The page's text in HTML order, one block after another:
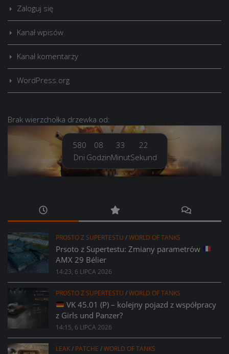
Zaloguj się
Kanał wpisów
Kanał komentarzy
WordPress.org
Brak wierzchołka drzewka od:
580
Dni
08
Godzin
33
Minut
22
Sekund
PROSTO Z SUPERTESTU /WORLD OF TANKS
Prsoto z Supertestu: Zmiany parametrów
AMX 29 Bélier
14:23, 6 LIPCA 2026
PROSTO Z SUPERTESTU /WORLD OF TANKS
VK 45.01 (P) – kolejny pojazd z współpracy
z Girls und Panzer?
14:15, 6 LIPCA 2026
LEAK/ PATCHE /WORLD OF TANKS